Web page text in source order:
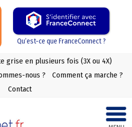
Qu’est-ce que FranceConnect ?
grise en plusieurs fois (3X ou 4X)
nous ?
Comment ça marche ?
Contact